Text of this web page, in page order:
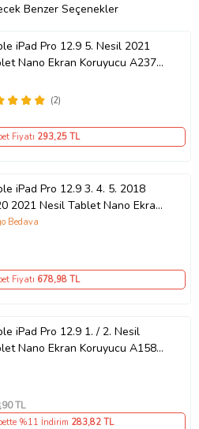
Benzer Seçenekler
iPad Pro 12.9 5. Nesil 2021
Nano Ekran Koruyucu A2378
(2)
Fiyatı 293,25 TL
iPad Pro 12.9 3. 4. 5. 2018
2021 Nesil Tablet Nano Ekran
A18
Bedava
Fiyatı 678,98 TL
iPad Pro 12.9 1. / 2. Nesil
Nano Ekran Koruyucu A1584
TL
%11 İndirim 283,82 TL